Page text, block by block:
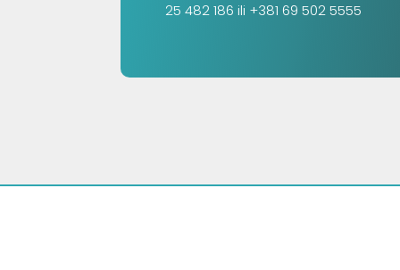
25 482 186 ili +381 69 502 5555